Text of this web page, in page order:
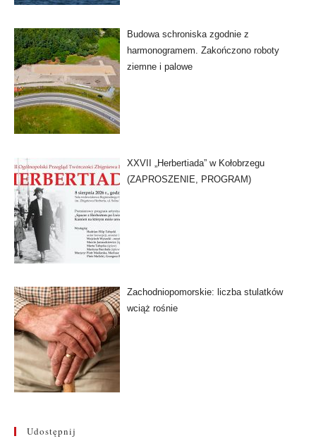
Budowa schroniska zgodnie z
harmonogramem. Zakończono roboty
ziemne i palowe
XXVII „Herbertiada” w Kołobrzegu
(ZAPROSZENIE, PROGRAM)
Zachodniopomorskie: liczba stulatków
wciąż rośnie
Udostępnij